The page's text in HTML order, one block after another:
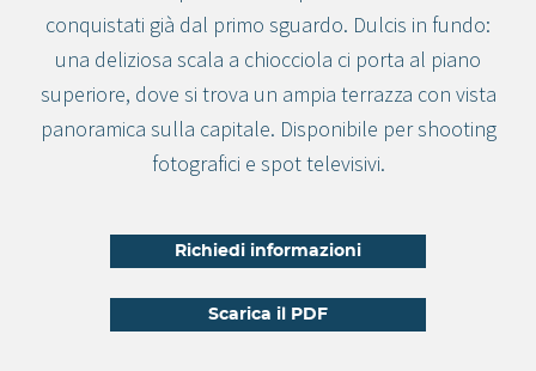
conquistati già dal primo sguardo. Dulcis in fundo:
una deliziosa scala a chiocciola ci porta al piano
superiore, dove si trova un ampia terrazza con vista
panoramica sulla capitale. Disponibile per shooting
fotografici e spot televisivi.
Richiedi informazioni
Scarica il PDF